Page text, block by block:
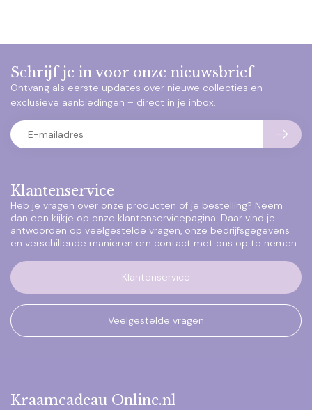
Klantenservice
Heb je vragen over onze producten of je bestelling? Neem
dan een kijkje op onze klantenservicepagina. Daar vind je
antwoorden op veelgestelde vragen, onze bedrijfsgegevens
en verschillende manieren om contact met ons op te nemen.
Klantenservice
Veelgestelde vragen
Schrijf je in voor onze nieuwsbrief
Ontvang als eerste updates over nieuwe collecties en
exclusieve aanbiedingen – direct in je inbox.
Kraamcadeau Online.nl